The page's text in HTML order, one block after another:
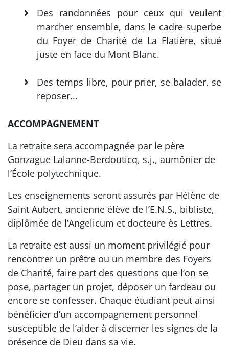
Des randonnées pour ceux qui veulent
marcher ensemble, dans le cadre superbe
du Foyer de Charité de La Flatière, situé
juste en face du Mont Blanc.
Des temps libre, pour prier, se balader, se
reposer...
ACCOMPAGNEMENT
La retraite sera accompagnée par le père
Gonzague Lalanne-Berdouticq, s.j., aumônier de
l’École polytechnique.
Les enseignements seront assurés par Hélène de
Saint Aubert, ancienne élève de l’E.N.S., bibliste,
diplômée de l’Angelicum et docteure ès Lettres.
La retraite est aussi un moment privilégié pour
rencontrer un prêtre ou un membre des Foyers
de Charité, faire part des questions que l’on se
pose, partager un projet, déposer un fardeau ou
encore se confesser. Chaque étudiant peut ainsi
bénéficier d’un accompagnement personnel
susceptible de l’aider à discerner les signes de la
présence de Dieu dans sa vie.